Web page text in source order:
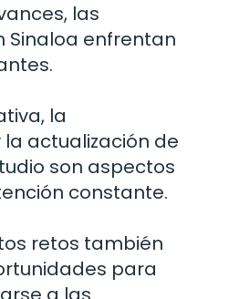
las
Sinaloa enfrentan
la
actualización de
son aspectos
constante.
retos también
para